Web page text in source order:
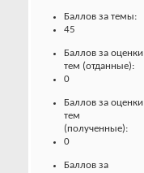
Баллов за темы:
45
Баллов за оценки
тем (отданные):
0
Баллов за оценки
тем
(полученные):
0
Баллов за